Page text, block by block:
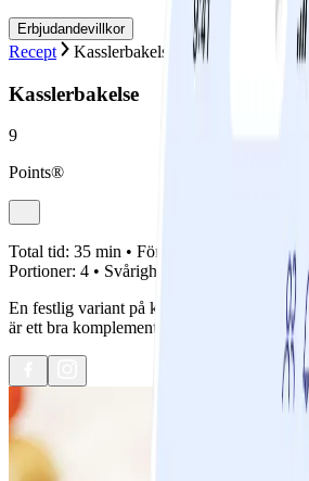
Erbjudandevillkor
Recept Kasslerbakelse
Kasslerbakelse
9
Points®
Total tid: 35 min • Förberedelse: 20 min •
Portioner: 4 • Svårighetsgrad:
En festlig variant på kassler med smak av
är ett bra komplement och ger god